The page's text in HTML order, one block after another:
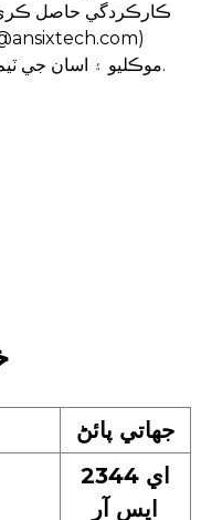
ڪارڪردگي حاصل
موڪليو ۽ اسان جي ٽيم توهان کي 12 ڪلاڪن اندر جواب ڏيندي.
جهاتي پائڻ
2344 اي
ايس آر